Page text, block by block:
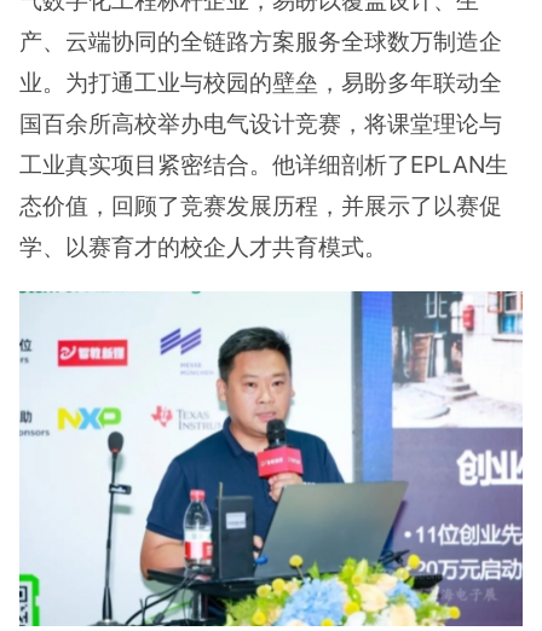
产、云端协同的全链路方案服务全球数万制造企
业。为打通工业与校园的壁垒，易盼多年联动全
国百余所高校举办电气设计竞赛，将课堂理论与
工业真实项目紧密结合。他详细剖析了EPLAN生
态价值，回顾了竞赛发展历程，并展示了以赛促
学、以赛育才的校企人才共育模式。